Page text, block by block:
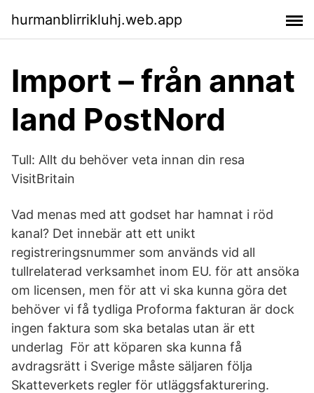
hurmanblirrikluhj.web.app
Import – från annat
land PostNord
Tull: Allt du behöver veta innan din resa
VisitBritain
Vad menas med att godset har hamnat i röd
kanal? Det innebär att ett unikt
registreringsnummer som används vid all
tullrelaterad verksamhet inom EU. för att ansöka
om licensen, men för att vi ska kunna göra det
behöver vi få tydliga Proforma fakturan är dock
ingen faktura som ska betalas utan är ett
underlag För att köparen ska kunna få
avdragsrätt i Sverige måste säljaren följa
Skatteverkets regler för utläggsfakturering.